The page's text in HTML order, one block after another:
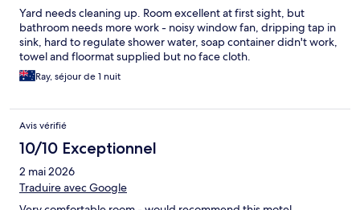
Yard needs cleaning up. Room excellent at first sight, but
bathroom needs more work - noisy window fan, dripping tap in
sink, hard to regulate shower water, soap container didn't work,
towel and floormat supplied but no face cloth.
Ray, séjour de 1 nuit
Avis vérifié
10/10 Exceptionnel
2 mai 2026
Traduire avec Google